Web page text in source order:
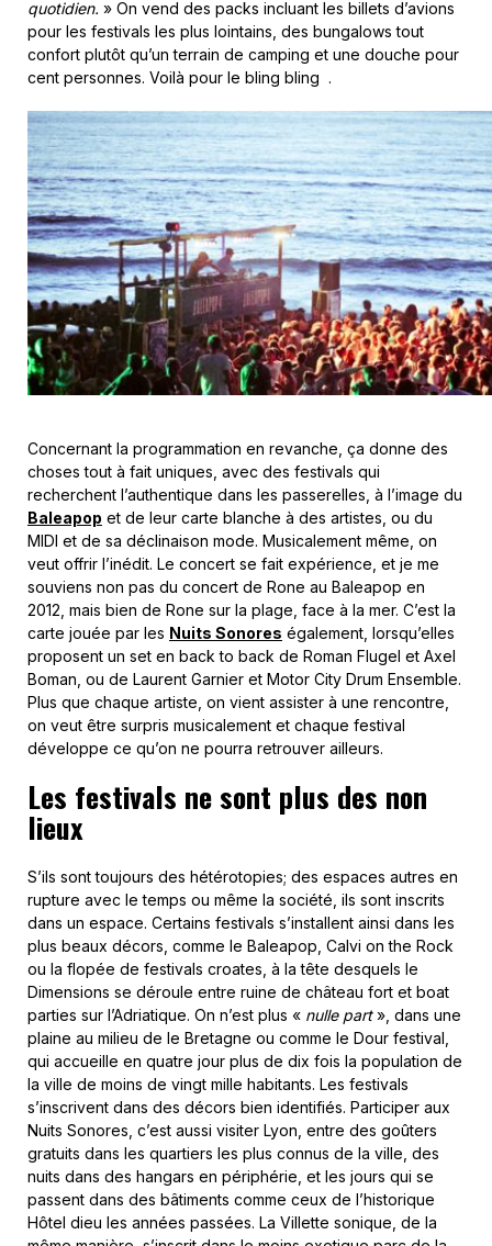
quotidien. » On vend des packs incluant les billets d’avions
pour les festivals les plus lointains, des bungalows tout
confort plutôt qu’un terrain de camping et une douche pour
cent personnes. Voilà pour le bling bling .
Concernant la programmation en revanche, ça donne des
choses tout à fait uniques, avec des festivals qui
recherchent l’authentique dans les passerelles, à l’image du
Baleapop et de leur carte blanche à des artistes, ou du
MIDI et de sa déclinaison mode. Musicalement même, on
veut offrir l’inédit. Le concert se fait expérience, et je me
souviens non pas du concert de Rone au Baleapop en
2012, mais bien de Rone sur la plage, face à la mer. C’est la
carte jouée par les Nuits Sonores également, lorsqu’elles
proposent un set en back to back de Roman Flugel et Axel
Boman, ou de Laurent Garnier et Motor City Drum Ensemble.
Plus que chaque artiste, on vient assister à une rencontre,
on veut être surpris musicalement et chaque festival
développe ce qu’on ne pourra retrouver ailleurs.
Les festivals ne sont plus des non
lieux
S’ils sont toujours des hétérotopies; des espaces autres en
rupture avec le temps ou même la société, ils sont inscrits
dans un espace. Certains festivals s’installent ainsi dans les
plus beaux décors, comme le Baleapop, Calvi on the Rock
ou la flopée de festivals croates, à la tête desquels le
Dimensions se déroule entre ruine de château fort et boat
parties sur l’Adriatique. On n’est plus « nulle part», dans une
plaine au milieu de le Bretagne ou comme le Dour festival,
qui accueille en quatre jour plus de dix fois la population de
la ville de moins de vingt mille habitants. Les festivals
s’inscrivent dans des décors bien identifiés. Participer aux
Nuits Sonores, c’est aussi visiter Lyon, entre des goûters
gratuits dans les quartiers les plus connus de la ville, des
nuits dans des hangars en périphérie, et les jours qui se
passent dans des bâtiments comme ceux de l’historique
Hôtel dieu les années passées. La Villette sonique, de la